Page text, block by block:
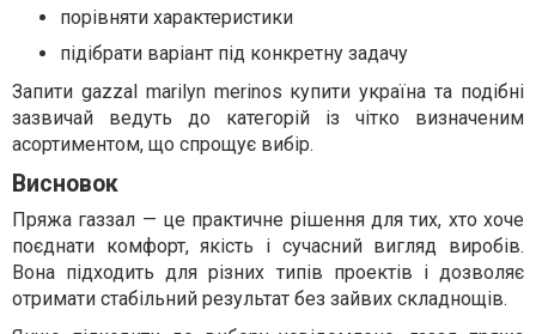
порівняти характеристики
підібрати варіант під конкретну задачу
Запити gazzal marilyn merinos купити україна та подібні
зазвичай ведуть до категорій із чітко визначеним
асортиментом, що спрощує вибір.
Висновок
Пряжа газзал — це практичне рішення для тих, хто хоче
поєднати комфорт, якість і сучасний вигляд виробів.
Вона підходить для різних типів проектів і дозволяє
отримати стабільний результат без зайвих складнощів.